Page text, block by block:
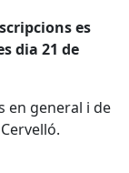
es
dia 21 de
en general i de